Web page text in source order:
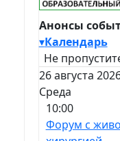
Анонсы
▾Календарь
Не
26 августа
Среда
10:00
Форум с